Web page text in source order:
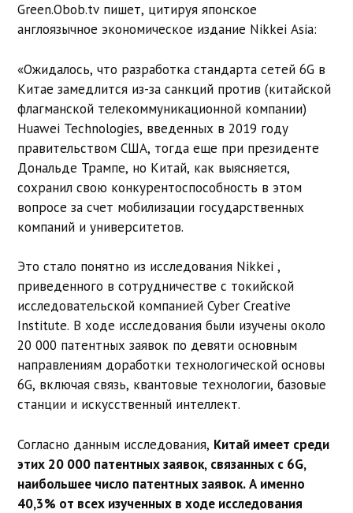
Green.Obob.tv пишет, цитируя японское
англоязычное экономическое издание Nikkei Asia:
«Ожидалось, что разработка стандарта сетей 6G в
Китае замедлится из-за санкций против (китайской
флагманской телекоммуникационной компании)
Huawei Technologies, введенных в 2019 году
правительством США, тогда еще при президенте
Дональде Трампе, но Китай, как выясняется,
сохранил свою конкурентоспособность в этом
вопросе за счет мобилизации государственных
компаний и университетов.
Это стало понятно из исследования Nikkei ,
приведенного в сотрудничестве с токийской
исследовательской компанией Cyber ​​Creative
Institute. В ходе исследования были изучены около
20 000 патентных заявок по девяти основным
направлениям доработки технологической основы
6G, включая связь, квантовые технологии, базовые
станции и искусственный интеллект.
Согласно данным исследования, Китай имеет среди
этих 20 000 патентных заявок, связанных с 6G,
наибольшее число патентных заявок. А именно
40,3% от всех изученных в ходе исследования